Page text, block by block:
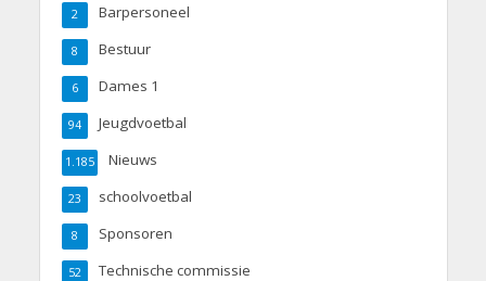
Barpersoneel
2
Bestuur
8
Dames 1
6
Jeugdvoetbal
94
Nieuws
1.185
schoolvoetbal
23
Sponsoren
8
Technische commissie
52